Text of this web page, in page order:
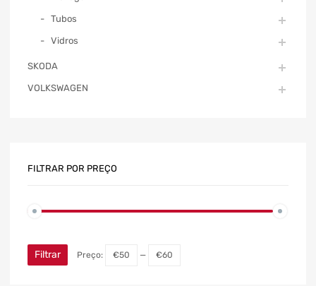
Tubos
Vidros
SKODA
VOLKSWAGEN
FILTRAR POR PREÇO
Filtrar Preço: €50 — €60